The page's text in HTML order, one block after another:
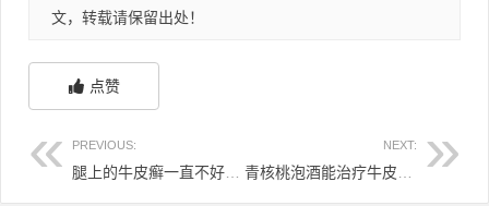
文，转载请保留出处！
点赞
PREVIOUS: NEXT: